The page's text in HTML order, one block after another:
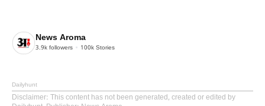
News Aroma
3.9k followers 100k Stories
Dailyhunt
Disclaimer: This content has not been generated, created or edited by